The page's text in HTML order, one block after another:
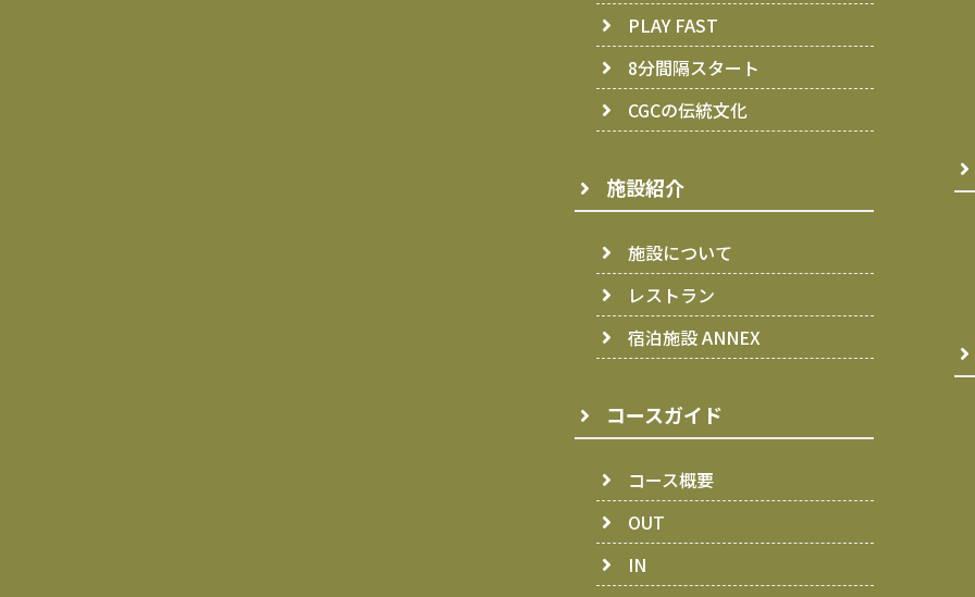
PLAY FAST
8分間隔スタート
CGCの伝統文化
施設紹介
施設について
レストラン
宿泊施設 ANNEX
コースガイド
コース概要
OUT
IN